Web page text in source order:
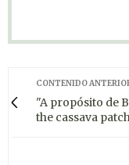
CONTENIDO
"A propósito de
the cassava